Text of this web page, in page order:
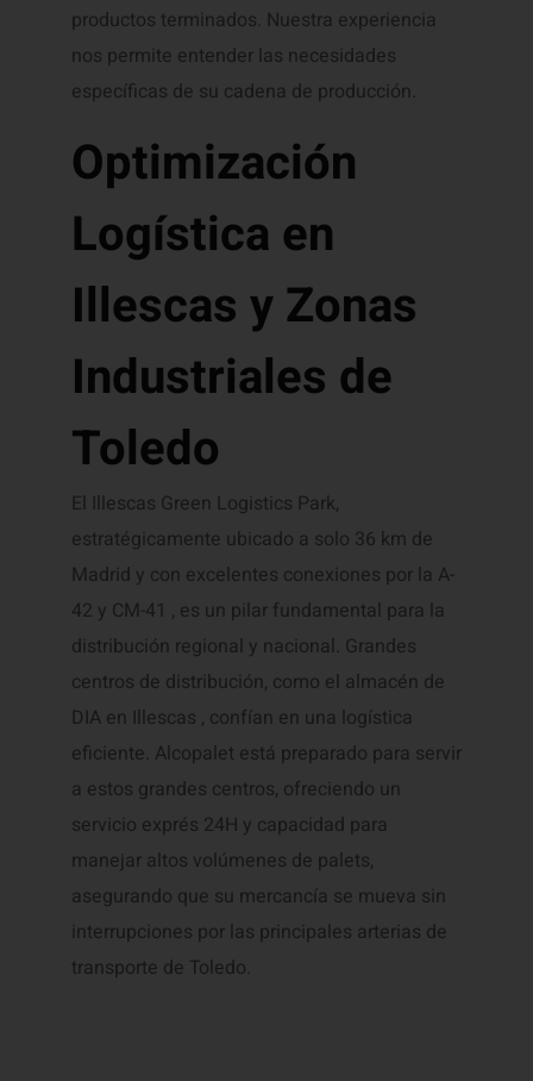
productos terminados. Nuestra experiencia
nos permite entender las necesidades
específicas de su cadena de producción.
Optimización
Logística en
Illescas y Zonas
Industriales de
Toledo
El Illescas Green Logistics Park,
estratégicamente ubicado a solo 36 km de
Madrid y con excelentes conexiones por la A-
42 y CM-41 , es un pilar fundamental para la
distribución regional y nacional. Grandes
centros de distribución, como el almacén de
DIA en Illescas , confían en una logística
eficiente. Alcopalet está preparado para servir
a estos grandes centros, ofreciendo un
servicio exprés 24H y capacidad para
manejar altos volúmenes de palets,
asegurando que su mercancía se mueva sin
interrupciones por las principales arterias de
transporte de Toledo.